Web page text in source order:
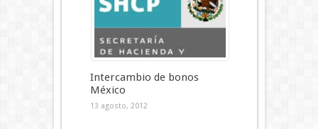
Intercambio de bonos
México
13 agosto, 2012